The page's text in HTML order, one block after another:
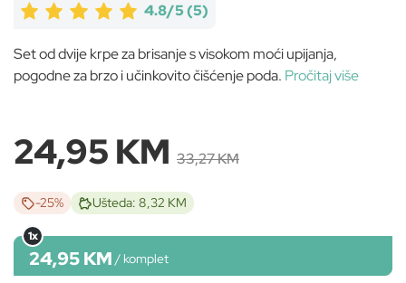
4.8/5(5)
Set od dvije krpe za brisanje s visokom moći upijanja,
pogodne za brzo i učinkovito čišćenje poda. Pročitaj više
24,95 KM 33,27 KM
-25% Ušteda: 8,32 KM
1x
24,95 KM / komplet